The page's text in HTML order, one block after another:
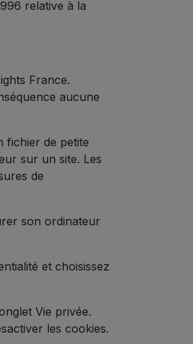
relative à la
France.
aucune
fichier de petite
sur un site. Les
de
son ordinateur
et choisissez
Vie privée.
les cookies.